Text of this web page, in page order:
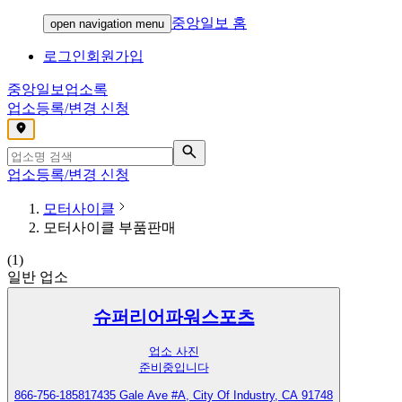
open navigation menu 중앙일보 홈
로그인회원가입
중앙일보 업소록
업소등록/변경 신청
,
업소등록/변경 신청
모터사이클
모터사이클 부품판매
(1)
일반 업소
슈퍼리어파워스포츠
업소 사진
준비중입니다
866-756-185817435 Gale Ave #A, City Of Industry, CA 91748